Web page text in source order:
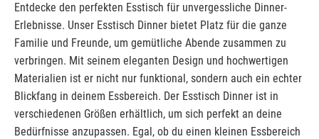
Entdecke den perfekten Esstisch für unvergessliche Dinner-
Erlebnisse. Unser Esstisch Dinner bietet Platz für die ganze
Familie und Freunde, um gemütliche Abende zusammen zu
verbringen. Mit seinem eleganten Design und hochwertigen
Materialien ist er nicht nur funktional, sondern auch ein echter
Blickfang in deinem Essbereich. Der Esstisch Dinner ist in
verschiedenen Größen erhältlich, um sich perfekt an deine
Bedürfnisse anzupassen. Egal, ob du einen kleinen Essbereich